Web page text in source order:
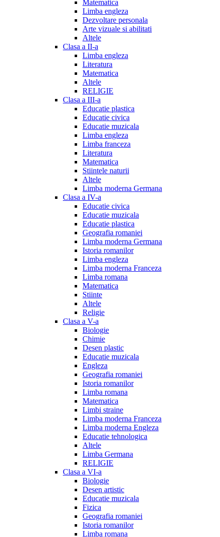
Matematica
Limba engleza
Dezvoltare personala
Arte vizuale si abilitati
Altele
Clasa a II-a
Limba engleza
Literatura
Matematica
Altele
RELIGIE
Clasa a III-a
Educatie plastica
Educatie civica
Educatie muzicala
Limba engleza
Limba franceza
Literatura
Matematica
Stiintele naturii
Altele
Limba moderna Germana
Clasa a IV-a
Educatie civica
Educatie muzicala
Educatie plastica
Geografia romaniei
Limba moderna Germana
Istoria romanilor
Limba engleza
Limba moderna Franceza
Limba romana
Matematica
Stiinte
Altele
Religie
Clasa a V-a
Biologie
Chimie
Desen plastic
Educatie muzicala
Engleza
Geografia romaniei
Istoria romanilor
Limba romana
Matematica
Limbi straine
Limba moderna Franceza
Limba moderna Engleza
Educatie tehnologica
Altele
Limba Germana
RELIGIE
Clasa a VI-a
Biologie
Desen artistic
Educatie muzicala
Fizica
Geografia romaniei
Istoria romanilor
Limba romana